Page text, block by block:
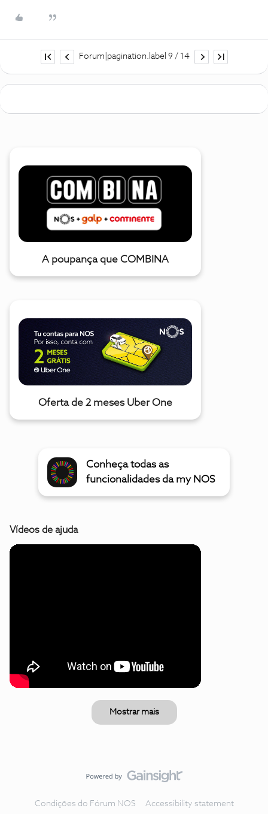
Forum|pagination.label 9 / 14
A poupança que COMBINA
Oferta de 2 meses Uber One
Conheça todas as
funcionalidades da my NOS
Vídeos de ajuda
Mostrar mais
Condições do Fórum NOS Accessibility statement